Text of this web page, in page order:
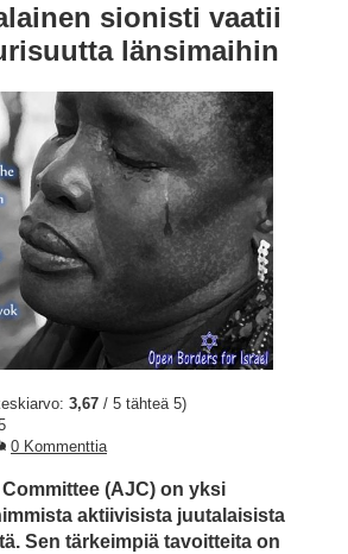
sionisti vaatii
länsimaihin
3,67 / 5 tähteä 5)
0 Kommenttia
(AJC) on yksi
aktiivisista juutalaisista
Sen tärkeimpiä tavoitteita on